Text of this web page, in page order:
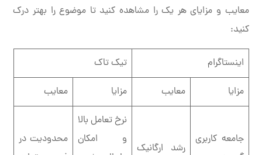
معایب و مزایای هر یک را مشاهده کنید تا موضوع را بهتر درک
کنید:
اینستاگرام تیک تاک
مزایا معایب مزایا معایب
جامعه کاربری
رشد ارگانیک
نرخ تعامل بالا
و امکان
محدودیت در